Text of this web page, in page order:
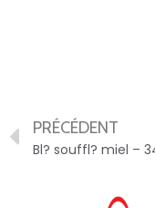
PRÉCÉDENT